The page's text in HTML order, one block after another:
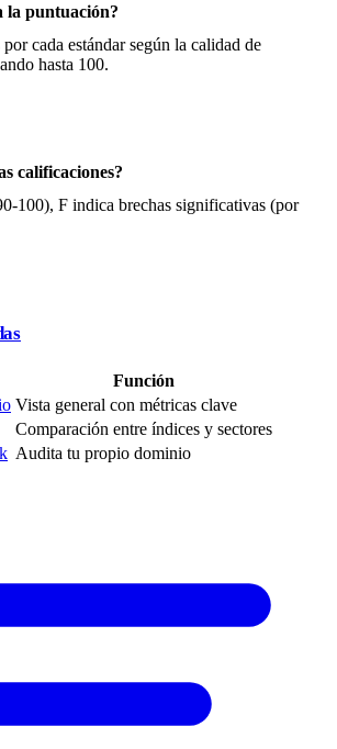
la puntuación?
cada estándar según la calidad de
hasta 100.
calificaciones?
100), F indica brechas significativas (por
Función
Vista general con métricas clave
Comparación entre índices y sectores
Audita tu propio dominio